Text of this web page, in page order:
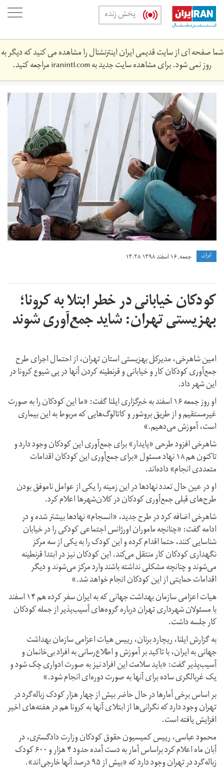
Skip
main
content
پخش زنده
شما صفحه ای از سایت قدیمی ایران اینترنشنال را مشاهده می کنید که دیگر به
روز نمی شود. برای مشاهده سایت جدید بهiranintl.comمراجعه کنید.
kodak.jpg
ايران جمعه, ۱۶ اسفند ۱۳۹۸ ۱۳:۲۸
کودکان خیابانی در خطر ابتلا به کرونا؛
بهزیستی تهران: شاید جمع‌آوری شوند
امین شاهرخی، مدیرکل بهزیستی استان تهران، از احتمال اجرای طرح
جمع‌آوری کودکان کار و خیابانی و قرنطینه کردن آنها در پی شیوع کرونا در
این شهر داد.
او روز جمعه ۱۶ اسفند به خبرگزاری ایلنا گفت:‌ «ما این کودکان را به صورت
غیرمستقیم و از طریق بروشور و کاتالوگ‌هایی که مربوط به این بیماری
است، آموزش می‌دهیم.»
شاهرخی افزود طرحی «پایدار» برای جمع‌آوری این کودکان وجود دارد و
تاکنون هم ۱۸ نهاد مسئول «برای جمع‌آوری این کودکان اقدامات
متعددی انجام» داده‌اند.
او در عین حال تعدد نهاد‌ها در این زمینه را یکی از عوامل ناموفق بودن
طرح‌های قبلی جمع‌آوری کودکان در کلان‌شهر‌ها اعلام کرد.
شاهرخی اضافه کرد در طرح جدید، «انسجام» نهاد‌ها بیشتر شده و در
ادامه گفت: «چنانچه ماموران اورژانس اجتماعی کودکی را در خیابان
شناسایی کنند، حتما اقدام کرده و این کودک را به یکی از سه مرکز
نگهداری کودکان کار منتقل می‌کند. این کودکان نیز در ابتدا قرنطینه
می‌شوند و چنانچه مشکلی نداشته باشند وارد مرکز می‌شوند و دیگر
اقدامات حمایتی از این کودکان انجام خواهد شد.»
هیات اعزامی سازمان بهداشت جهانی که به ایران سفر کرده‌ هم ۱۴ اسفند
با مسئولان شهرداری تهران درباره گروه‌های آسیب‌پذیر از جمله کودکان
کار جلسه داشت.
به گزارش ایلنا، ریچارد برنان، رییس هیات اعزامی سازمان بهداشت
جهانی به ایران، با تاکید بر آموزش و اطلاع‌رسانی به افراد بی‌خانمان و
آسیب‌پذیر گفت: «باید سلامت این افراد نیز به صورت ادواری چک شود و
یک غربالگری ساده برای آنها به صورت دوره‌ای انجام شود.»
بر اساس برخی آمار‌ها در حال حاضر بیش از چهار هزار کودک زباله‌گرد در
تهران وجود دارد که نگرانی‌ها از ابتلای آنها به کرونا هم در هفته‌های اخیر
افزایش یافته است.
محمود عباسی، رییس کمیسیون حقوق کودکان وزارت دادگستری، در
آبان ماه اعلام کرد براساس آمار به دست آمده حدود ۴ هزار و ۶۰۰ کودک
زباله‌گرد در تهران وجود دارد که «بیش از ۹۵ درصد آنها خارجی‌اند».